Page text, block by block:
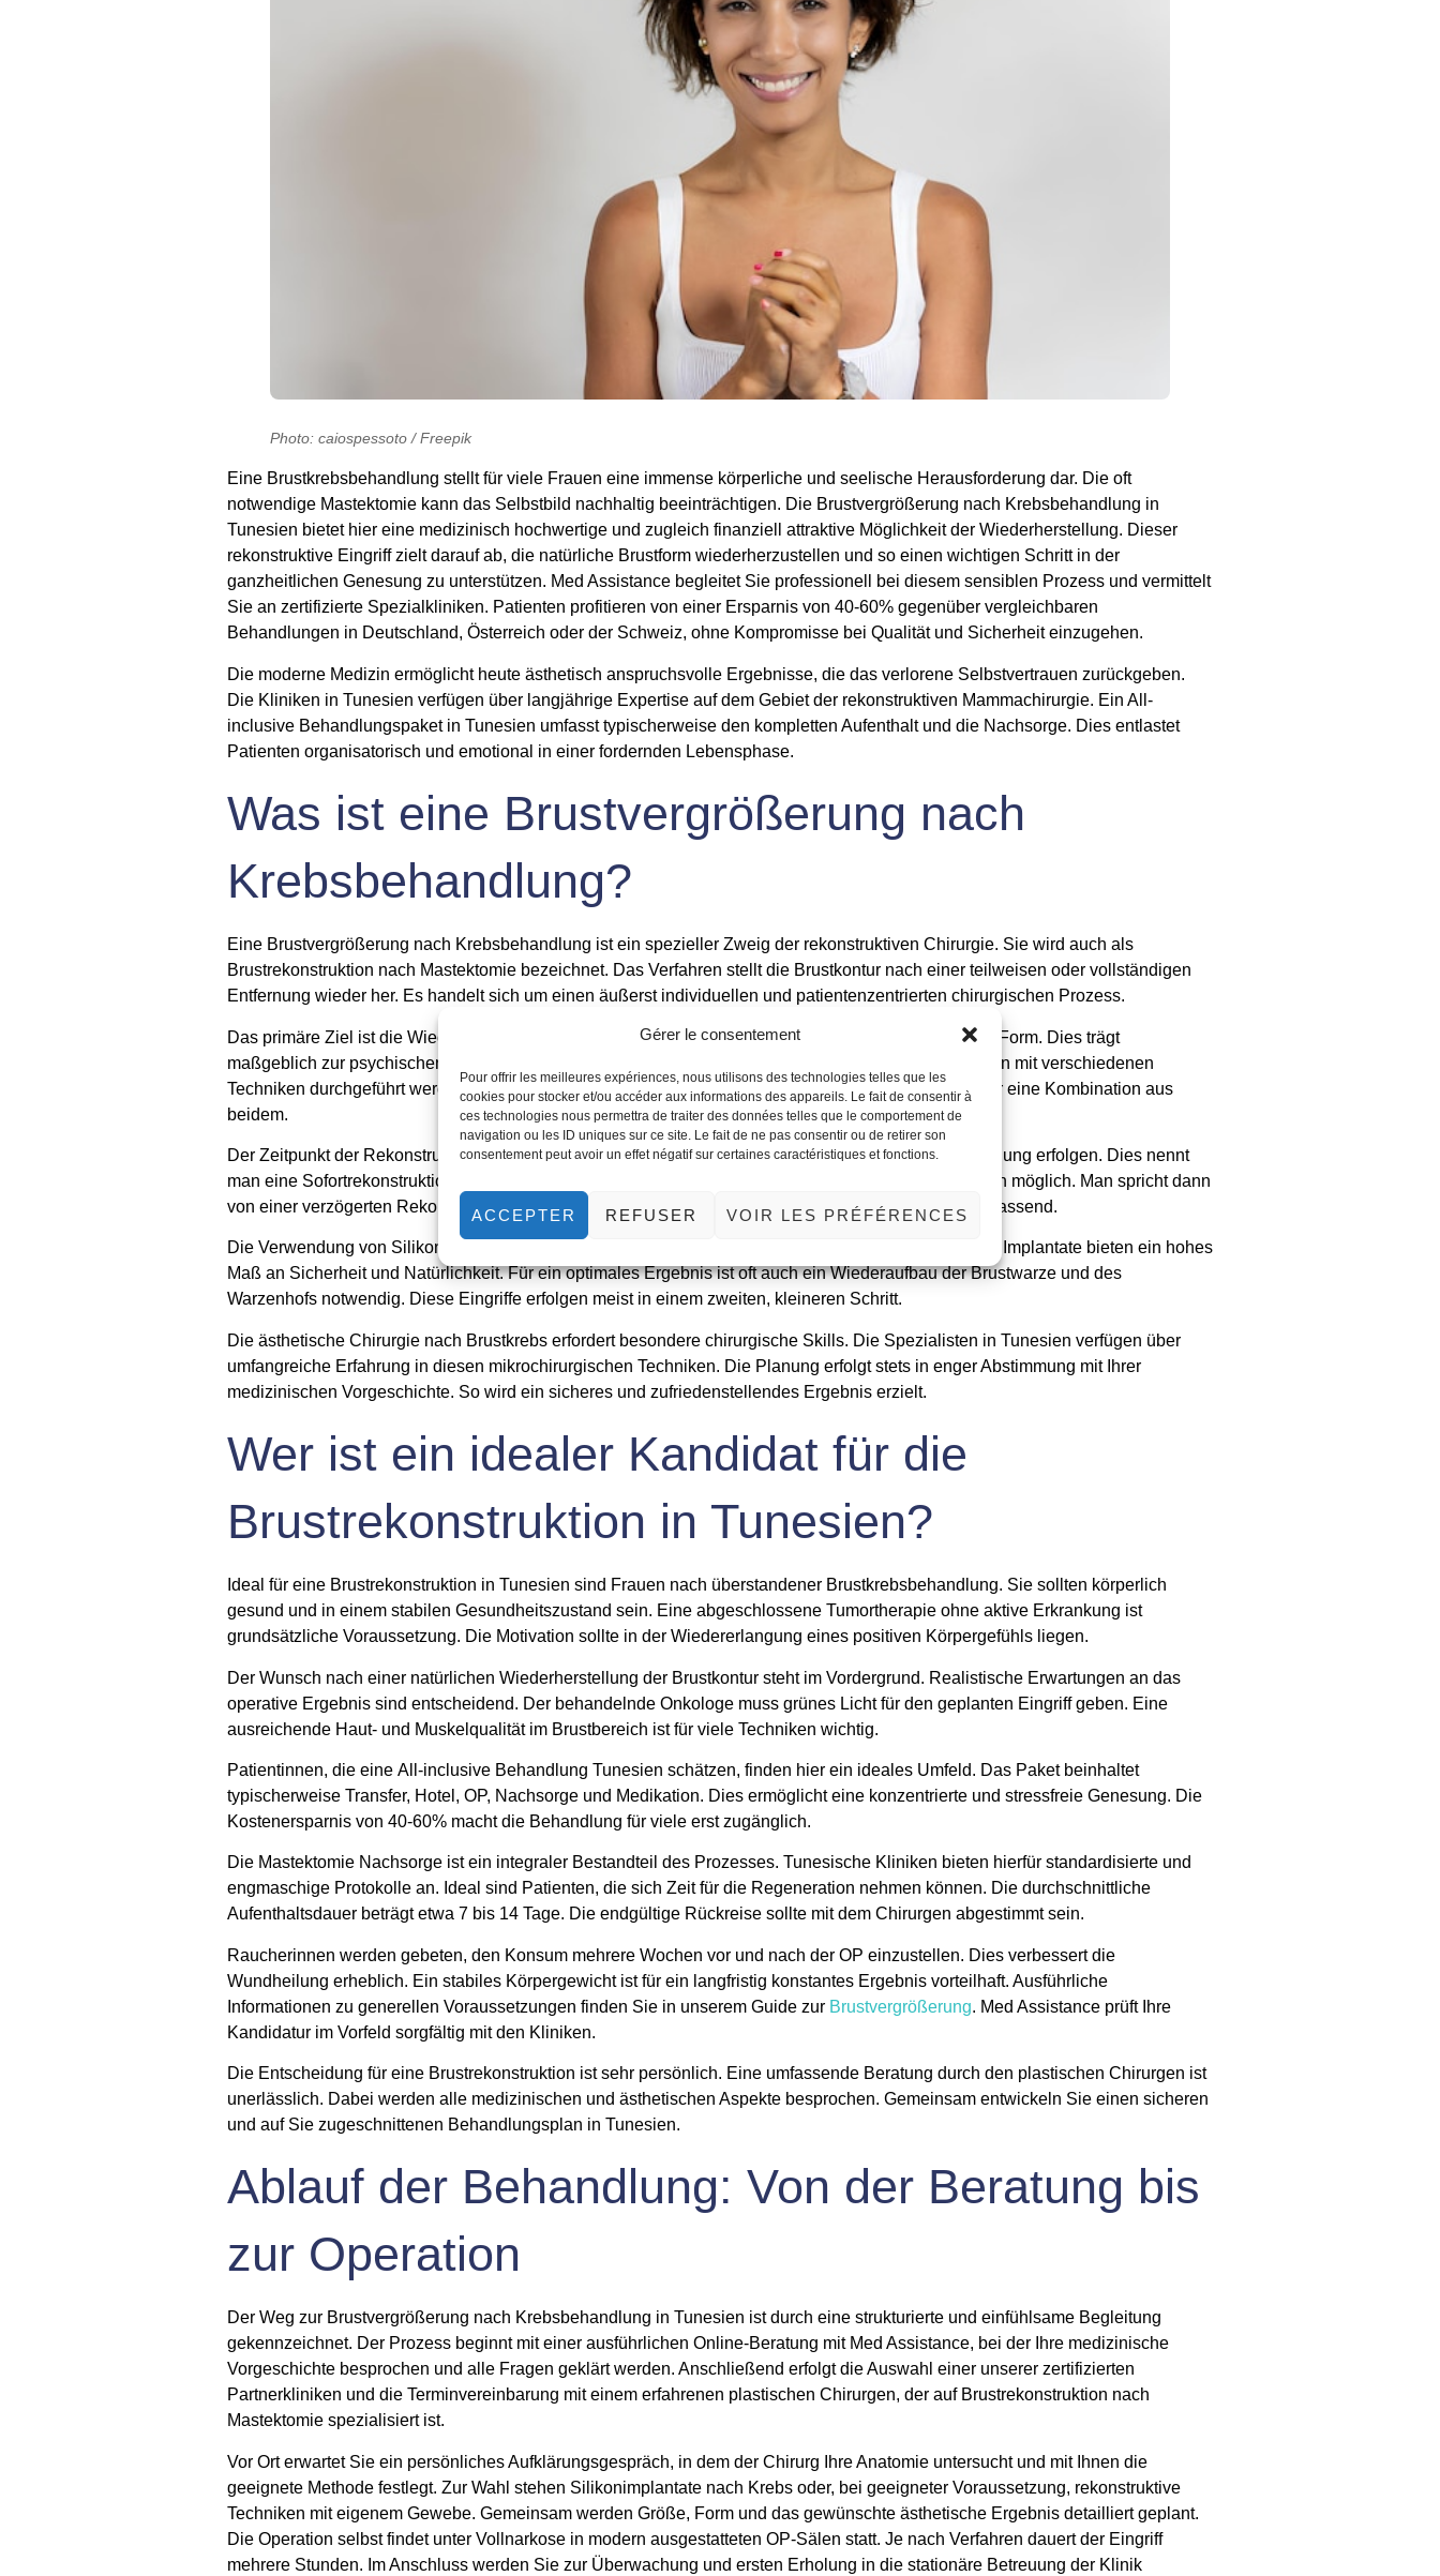
Gérer le consentement
Pour offrir les meilleures expériences, nous utilisons des technologies telles que les
cookies pour stocker et/ou accéder aux informations des appareils. Le fait de consentir à
ces technologies nous permettra de traiter des données telles que le comportement de
navigation ou les ID uniques sur ce site. Le fait de ne pas consentir ou de retirer son
consentement peut avoir un effet négatif sur certaines caractéristiques et fonctions.
ACCEPTER REFUSER VOIR LES PRÉFÉRENCES
Photo: caiospessoto / Freepik
Eine Brustkrebsbehandlung stellt für viele Frauen eine immense körperliche und seelische Herausforderung dar. Die oft
notwendige Mastektomie kann das Selbstbild nachhaltig beeinträchtigen. Die Brustvergrößerung nach Krebsbehandlung in
Tunesien bietet hier eine medizinisch hochwertige und zugleich finanziell attraktive Möglichkeit der Wiederherstellung. Dieser
rekonstruktive Eingriff zielt darauf ab, die natürliche Brustform wiederherzustellen und so einen wichtigen Schritt in der
ganzheitlichen Genesung zu unterstützen. Med Assistance begleitet Sie professionell bei diesem sensiblen Prozess und vermittelt
Sie an zertifizierte Spezialkliniken. Patienten profitieren von einer Ersparnis von 40-60% gegenüber vergleichbaren
Behandlungen in Deutschland, Österreich oder der Schweiz, ohne Kompromisse bei Qualität und Sicherheit einzugehen.
Die moderne Medizin ermöglicht heute ästhetisch anspruchsvolle Ergebnisse, die das verlorene Selbstvertrauen zurückgeben.
Die Kliniken in Tunesien verfügen über langjährige Expertise auf dem Gebiet der rekonstruktiven Mammachirurgie. Ein All-
inclusive Behandlungspaket in Tunesien umfasst typischerweise den kompletten Aufenthalt und die Nachsorge. Dies entlastet
Patienten organisatorisch und emotional in einer fordernden Lebensphase.
Was ist eine Brustvergrößerung nach
Krebsbehandlung?
Eine Brustvergrößerung nach Krebsbehandlung ist ein spezieller Zweig der rekonstruktiven Chirurgie. Sie wird auch als
Brustrekonstruktion nach Mastektomie bezeichnet. Das Verfahren stellt die Brustkontur nach einer teilweisen oder vollständigen
Entfernung wieder her. Es handelt sich um einen äußerst individuellen und patientenzentrierten chirurgischen Prozess.
Das primäre Ziel ist die Wiederherstellung eines natürlichen Brustvolumens und einer symmetrischen Form. Dies trägt
maßgeblich zur psychischen und physischen Rehabilitation bei. Die Brustrekonstruktion Tunesien kann mit verschiedenen
Techniken durchgeführt werden. Dazu zählen Silikonimplantate, Eigengewebe-Transplantationen oder eine Kombination aus
beidem.
Der Zeitpunkt der Rekonstruktion ist flexibel planbar. Sie kann direkt im Anschluss an die Tumorentfernung erfolgen. Dies nennt
man eine Sofortrekonstruktion. Alternativ ist ein späterer Zeitpunkt nach Abschluss aller Krebstherapien möglich. Man spricht dann
von einer verzögerten Rekonstruktion. Ihr behandelnder Chirurg und Onkologe beraten Sie hierzu umfassend.
Die Verwendung von Silikonimplantaten nach Krebs ist eine häufige und bewährte Methode. Moderne Implantate bieten ein hohes
Maß an Sicherheit und Natürlichkeit. Für ein optimales Ergebnis ist oft auch ein Wiederaufbau der Brustwarze und des
Warzenhofs notwendig. Diese Eingriffe erfolgen meist in einem zweiten, kleineren Schritt.
Die ästhetische Chirurgie nach Brustkrebs erfordert besondere chirurgische Skills. Die Spezialisten in Tunesien verfügen über
umfangreiche Erfahrung in diesen mikrochirurgischen Techniken. Die Planung erfolgt stets in enger Abstimmung mit Ihrer
medizinischen Vorgeschichte. So wird ein sicheres und zufriedenstellendes Ergebnis erzielt.
Wer ist ein idealer Kandidat für die
Brustrekonstruktion in Tunesien?
Ideal für eine Brustrekonstruktion in Tunesien sind Frauen nach überstandener Brustkrebsbehandlung. Sie sollten körperlich
gesund und in einem stabilen Gesundheitszustand sein. Eine abgeschlossene Tumortherapie ohne aktive Erkrankung ist
grundsätzliche Voraussetzung. Die Motivation sollte in der Wiedererlangung eines positiven Körpergefühls liegen.
Der Wunsch nach einer natürlichen Wiederherstellung der Brustkontur steht im Vordergrund. Realistische Erwartungen an das
operative Ergebnis sind entscheidend. Der behandelnde Onkologe muss grünes Licht für den geplanten Eingriff geben. Eine
ausreichende Haut- und Muskelqualität im Brustbereich ist für viele Techniken wichtig.
Patientinnen, die eine All-inclusive Behandlung Tunesien schätzen, finden hier ein ideales Umfeld. Das Paket beinhaltet
typischerweise Transfer, Hotel, OP, Nachsorge und Medikation. Dies ermöglicht eine konzentrierte und stressfreie Genesung. Die
Kostenersparnis von 40-60% macht die Behandlung für viele erst zugänglich.
Die Mastektomie Nachsorge ist ein integraler Bestandteil des Prozesses. Tunesische Kliniken bieten hierfür standardisierte und
engmaschige Protokolle an. Ideal sind Patienten, die sich Zeit für die Regeneration nehmen können. Die durchschnittliche
Aufenthaltsdauer beträgt etwa 7 bis 14 Tage. Die endgültige Rückreise sollte mit dem Chirurgen abgestimmt sein.
Raucherinnen werden gebeten, den Konsum mehrere Wochen vor und nach der OP einzustellen. Dies verbessert die
Wundheilung erheblich. Ein stabiles Körpergewicht ist für ein langfristig konstantes Ergebnis vorteilhaft. Ausführliche
Informationen zu generellen Voraussetzungen finden Sie in unserem Guide zur Brustvergrößerung. Med Assistance prüft Ihre
Kandidatur im Vorfeld sorgfältig mit den Kliniken.
Die Entscheidung für eine Brustrekonstruktion ist sehr persönlich. Eine umfassende Beratung durch den plastischen Chirurgen ist
unerlässlich. Dabei werden alle medizinischen und ästhetischen Aspekte besprochen. Gemeinsam entwickeln Sie einen sicheren
und auf Sie zugeschnittenen Behandlungsplan in Tunesien.
Ablauf der Behandlung: Von der Beratung bis
zur Operation
Der Weg zur Brustvergrößerung nach Krebsbehandlung in Tunesien ist durch eine strukturierte und einfühlsame Begleitung
gekennzeichnet. Der Prozess beginnt mit einer ausführlichen Online-Beratung mit Med Assistance, bei der Ihre medizinische
Vorgeschichte besprochen und alle Fragen geklärt werden. Anschließend erfolgt die Auswahl einer unserer zertifizierten
Partnerkliniken und die Terminvereinbarung mit einem erfahrenen plastischen Chirurgen, der auf Brustrekonstruktion nach
Mastektomie spezialisiert ist.
Vor Ort erwartet Sie ein persönliches Aufklärungsgespräch, in dem der Chirurg Ihre Anatomie untersucht und mit Ihnen die
geeignete Methode festlegt. Zur Wahl stehen Silikonimplantate nach Krebs oder, bei geeigneter Voraussetzung, rekonstruktive
Techniken mit eigenem Gewebe. Gemeinsam werden Größe, Form und das gewünschte ästhetische Ergebnis detailliert geplant.
Die Operation selbst findet unter Vollnarkose in modern ausgestatteten OP-Sälen statt. Je nach Verfahren dauert der Eingriff
mehrere Stunden. Im Anschluss werden Sie zur Überwachung und ersten Erholung in die stationäre Betreuung der Klinik